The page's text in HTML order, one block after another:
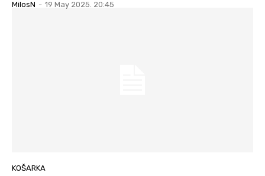
MilosN - 19 May 2025. 20:45
KOŠARKA